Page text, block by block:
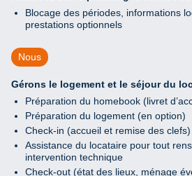
Blocage des périodes, informations
prestations optionnels
Nous
Gérons le logement et le séjour du
Préparation du homebook (livret
Préparation du logement (en option)
Check-in (accueil et remise des clefs)
Assistance du locataire pour tout
intervention technique
Check-out (état des lieux, ménage